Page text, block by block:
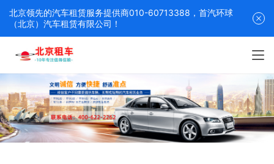
北京领先的汽车租赁服务提供商010-60713388，首汽环球
（北京）汽车租赁有限公司！